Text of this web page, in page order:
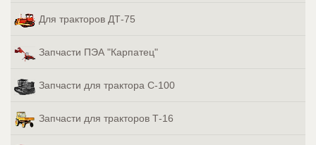
Для тракторов ДТ-75
Запчасти ПЭА "Карпатец"
Запчасти для трактора С-100
Запчасти для тракторов Т-16